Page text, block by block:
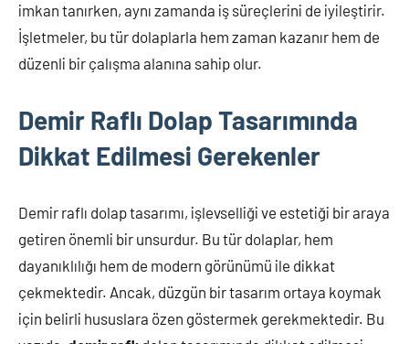
imkan tanırken, aynı zamanda iş süreçlerini de iyileştirir.
İşletmeler, bu tür dolaplarla hem zaman kazanır hem de
düzenli bir çalışma alanına sahip olur.
Demir Raflı Dolap Tasarımında
Dikkat Edilmesi Gerekenler
Demir raflı dolap tasarımı, işlevselliği ve estetiği bir araya
getiren önemli bir unsurdur. Bu tür dolaplar, hem
dayanıklılığı hem de modern görünümü ile dikkat
çekmektedir. Ancak, düzgün bir tasarım ortaya koymak
için belirli hususlara özen göstermek gerekmektedir. Bu